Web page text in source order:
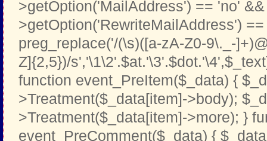
>getOption('MailAddress') == 'no'
>getOption('RewriteMailAddress')
preg_replace('/(\s)([a-zA-Z0-9\._-
Z]{2,5})/
function event_PreItem($_data) {
>Treatment($_data[item]->body);
>Treatment($_data[item]->more); }
event_PreComment($_data) {